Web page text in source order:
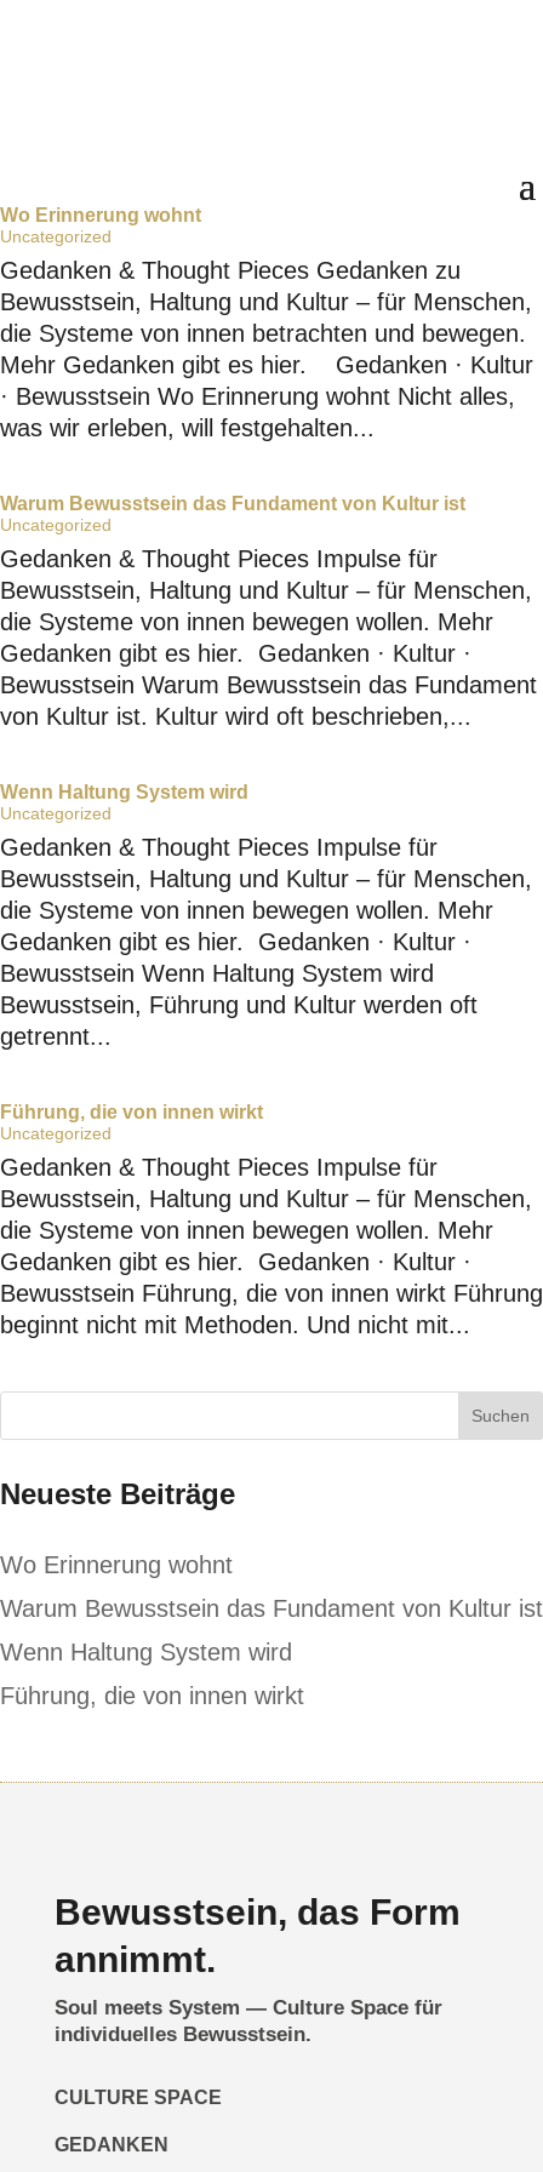
Wo Erinnerung wohnt
Uncategorized
Gedanken & Thought Pieces Gedanken zu
Bewusstsein, Haltung und Kultur – für Menschen,
die Systeme von innen betrachten und bewegen.
Mehr Gedanken gibt es hier. Gedanken · Kultur
· Bewusstsein Wo Erinnerung wohnt Nicht alles,
was wir erleben, will festgehalten...
Warum Bewusstsein das Fundament von Kultur ist
Uncategorized
Gedanken & Thought Pieces Impulse für
Bewusstsein, Haltung und Kultur – für Menschen,
die Systeme von innen bewegen wollen. Mehr
Gedanken gibt es hier. Gedanken · Kultur ·
Bewusstsein Warum Bewusstsein das Fundament
von Kultur ist. Kultur wird oft beschrieben,...
Wenn Haltung System wird
Uncategorized
Gedanken & Thought Pieces Impulse für
Bewusstsein, Haltung und Kultur – für Menschen,
die Systeme von innen bewegen wollen. Mehr
Gedanken gibt es hier. Gedanken · Kultur ·
Bewusstsein Wenn Haltung System wird
Bewusstsein, Führung und Kultur werden oft
getrennt...
Führung, die von innen wirkt
Uncategorized
Gedanken & Thought Pieces Impulse für
Bewusstsein, Haltung und Kultur – für Menschen,
die Systeme von innen bewegen wollen. Mehr
Gedanken gibt es hier. Gedanken · Kultur ·
Bewusstsein Führung, die von innen wirkt Führung
beginnt nicht mit Methoden. Und nicht mit...
Neueste Beiträge
Wo Erinnerung wohnt
Warum Bewusstsein das Fundament von Kultur ist
Wenn Haltung System wird
Führung, die von innen wirkt
Bewusstsein, das Form
annimmt.
Soul meets System — Culture Space für
individuelles Bewusstsein.
CULTURE SPACE
GEDANKEN